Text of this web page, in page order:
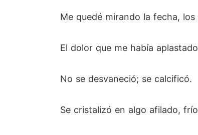
Me quedé mirando la fecha,
El dolor que me había
No se desvaneció; se calcificó.
Se cristalizó en algo afilado,